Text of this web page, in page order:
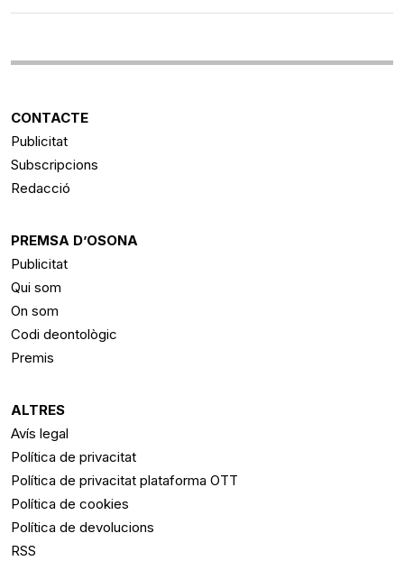
CONTACTE
Publicitat
Subscripcions
Redacció
PREMSA D’OSONA
Publicitat
Qui som
On som
Codi deontològic
Premis
ALTRES
Avís legal
Política de privacitat
Política de privacitat plataforma OTT
Política de cookies
Política de devolucions
RSS